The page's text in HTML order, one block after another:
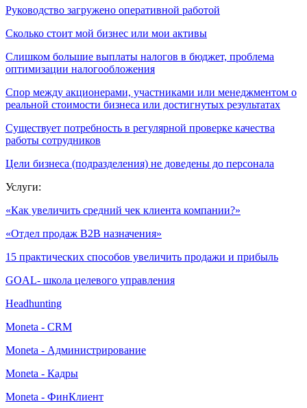
Руководство загружено оперативной работой
Сколько стоит мой бизнес или мои активы
Слишком большие выплаты налогов в бюджет, проблема
оптимизации налогообложения
Спор между акционерами, участниками или менеджментом о
реальной стоимости бизнеса или достигнутых результатах
Существует потребность в регулярной проверке качества
работы сотрудников
Цели бизнеса (подразделения) не доведены до персонала
Услуги:
«Как увеличить средний чек клиента компании?»
«Отдел продаж В2В назначения»
15 практических способов увеличить продажи и прибыль
GOAL- школа целевого управления
Headhunting
Moneta - CRM
Moneta - Администрирование
Moneta - Кадры
Moneta - ФинКлиент